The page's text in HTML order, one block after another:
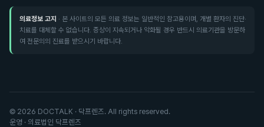
의료정보 고지 · 본 사이트의 모든 의료 정보는 일반적인 참고용이며, 개별 환자의 진단·
치료를 대체할 수 없습니다. 증상이 지속되거나 악화될 경우 반드시 의료기관을 방문하
여 전문의의 진료를 받으시기 바랍니다.
© 2026 DOCTALK · 닥프렌즈. All rights reserved.
운영 · 의료법인 닥프렌즈